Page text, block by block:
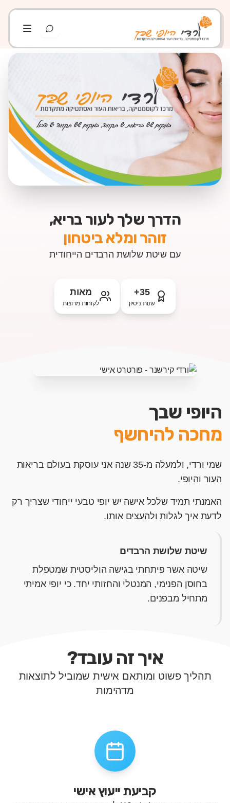
הדרך שלך לעור בריא,
זוהר ומלא ביטחון
עם שיטת שלושת הרבדים הייחודית
35+
שנות ניסיון
מאות
לקוחות מרוצות
היופי שבך
מחכה להיחשף
שמי ורדי, ולמעלה מ-35 שנה אני עוסקת בעולם בריאות
העור והיופי.
האמנתי תמיד שלכל אישה יש יופי טבעי ייחודי שצריך רק
לדעת איך לגלות ולהעצים אותו.
שיטת שלושת הרבדים
שיטה אשר פיתחתי בגישה הוליסטית שמטפלת
בחוסן הפנימי, המנטלי והחזותי יחד. כי יופי אמיתי
מתחיל מבפנים.
איך זה עובד?
תהליך פשוט ומותאם אישית שמוביל לתוצאות
מדהימות
קביעת ייעוץ אישי